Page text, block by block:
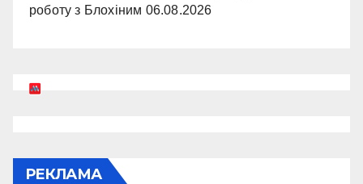
роботу з Блохіним 06.08.2026
РЕКЛАМА